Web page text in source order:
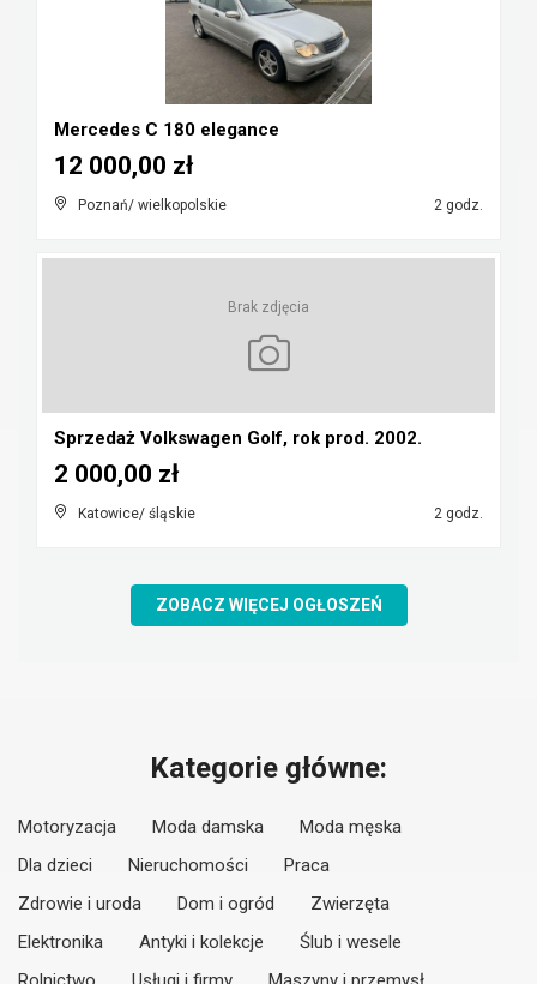
Mercedes C 180 elegance
Poznań/ wielkopolskie 2 godz.
12 000,00 zł
Brak zdjęcia
Sprzedaż Volkswagen Golf, rok prod. 2002.
Katowice/ śląskie 2 godz.
2 000,00 zł
ZOBACZ WIĘCEJ OGŁOSZEŃ
Kategorie główne:
Motoryzacja Moda damska
Moda męska
Dla dzieci
Nieruchomości
Praca
Zdrowie i uroda
Dom i ogród
Zwierzęta
Elektronika
Antyki i kolekcje
Ślub i wesele